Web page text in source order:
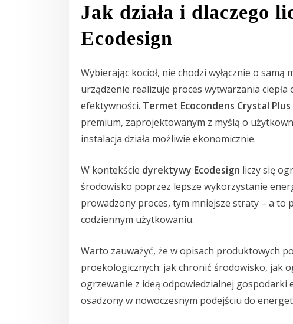
Jak działa i dlaczego
Ecodesign
Wybierając kocioł, nie chodzi wyłącznie o
urządzenie realizuje proces wytwarzania
efektywności. Termet Ecocondens Crystal Plus
premium, zaprojektowanym z myślą o
instalacja działa możliwie ekonomicznie.
W kontekście dyrektywy Ecodesign liczy się
środowisko poprzez lepsze wykorzystanie
prowadzony proces, tym mniejsze straty – a to
codziennym użytkowaniu.
Warto zauważyć, że w opisach produktowych
proekologicznych: jak chronić środowisko, jak
ogrzewanie z ideą odpowiedzialnej
osadzony w nowoczesnym podejściu do